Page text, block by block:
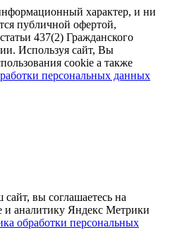
характер, и ни
публичной офертой,
437(2) Гражданского
Используя сайт, Вы
cookie а также
персональных данных
вы соглашаетесь на
и аналитику Яндекс Метрики
обработки персональных